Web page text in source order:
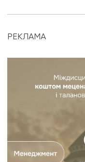
РЕКЛАМА